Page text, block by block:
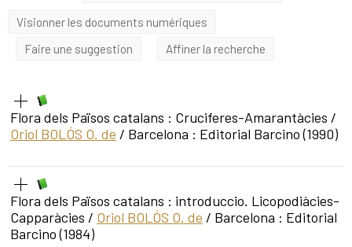
Visionner les documents numériques
Faire une suggestion
Affiner la recherche
Flora dels Països catalans : Cruciferes-Amarantàcies /
Oriol BOLÓS O. de / Barcelona : Editorial Barcino (1990)
Flora dels Països catalans : introduccio. Licopodiàcies-
Capparàcies / Oriol BOLÓS O. de / Barcelona : Editorial
Barcino (1984)